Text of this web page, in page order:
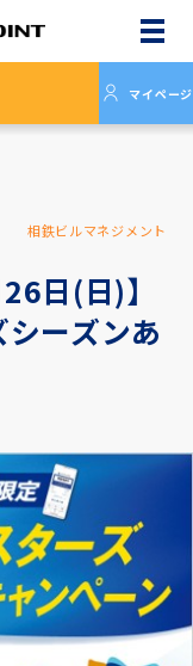
マイページ
メニ
相鉄ビルマネジメント
日(日)】
ーズンあ